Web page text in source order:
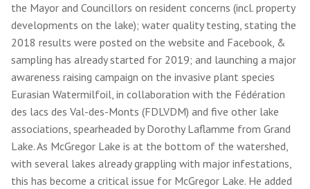
the Mayor and Councillors on resident concerns (incl. property
developments on the lake); water quality testing, stating the
2018 results were posted on the website and Facebook, &
sampling has already started for 2019; and launching a major
awareness raising campaign on the invasive plant species
Eurasian Watermilfoil, in collaboration with the Fédération
des lacs des Val-des-Monts (FDLVDM) and five other lake
associations, spearheaded by Dorothy Laflamme from Grand
Lake. As McGregor Lake is at the bottom of the watershed,
with several lakes already grappling with major infestations,
this has become a critical issue for McGregor Lake. He added